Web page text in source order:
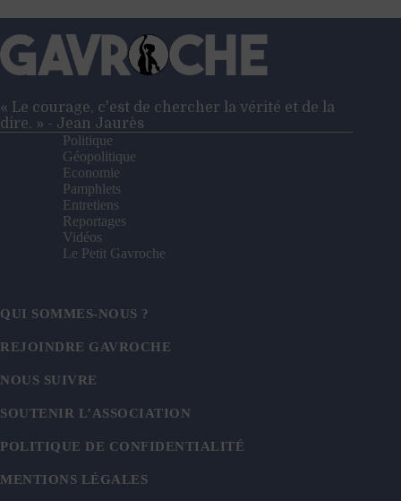
« Le courage, c'est de chercher la vérité et de la
dire. » - Jean Jaurès
Politique
Géopolitique
Economie
Pamphlets
Entretiens
Reportages
Vidéos
Le Petit Gavroche
QUI SOMMES-NOUS ?
REJOINDRE GAVROCHE
NOUS SUIVRE
SOUTENIR L’ASSOCIATION
POLITIQUE DE CONFIDENTIALITÉ
MENTIONS LÉGALES